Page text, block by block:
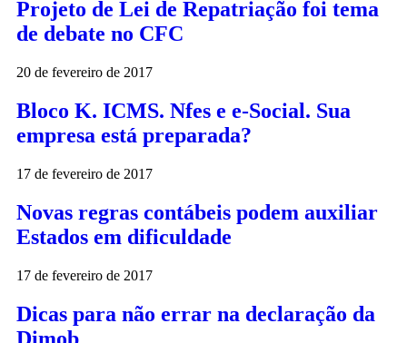
Projeto de Lei de Repatriação foi tema
de debate no CFC
20 de fevereiro de 2017
Bloco K. ICMS. Nfes e e-Social. Sua
empresa está preparada?
17 de fevereiro de 2017
Novas regras contábeis podem auxiliar
Estados em dificuldade
17 de fevereiro de 2017
Dicas para não errar na declaração da
Dimob